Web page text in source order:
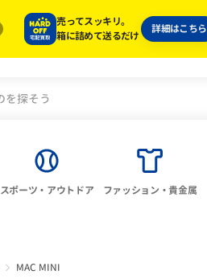
売ってスッキリ。
箱に詰めて送るだけ
詳細はこちら
スポーツ・アウトドア ファッション・貴金属
MAC MINI